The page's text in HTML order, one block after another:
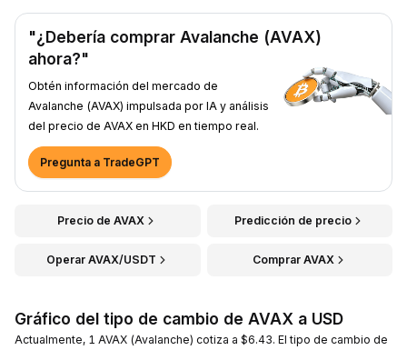
"¿Debería comprar Avalanche (AVAX)
ahora?"
Obtén información del mercado de
Avalanche (AVAX) impulsada por IA y análisis
del precio de AVAX en HKD en tiempo real.
Pregunta a TradeGPT
Precio de AVAX Predicción de precio
Operar AVAX/USDT Comprar AVAX
Gráfico del tipo de cambio de AVAX a USD
Actualmente, 1 AVAX (Avalanche) cotiza a $6.43. El tipo de cambio de